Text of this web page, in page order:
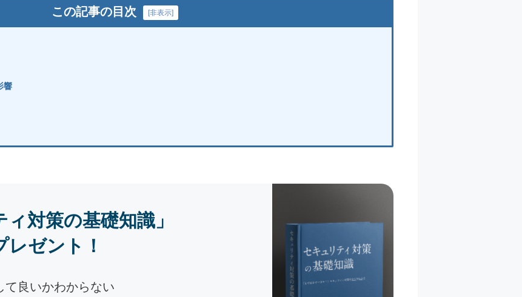
この記事の目次 [非表示]
響
対策の基礎知識」
ゼント！
て良いかわからない